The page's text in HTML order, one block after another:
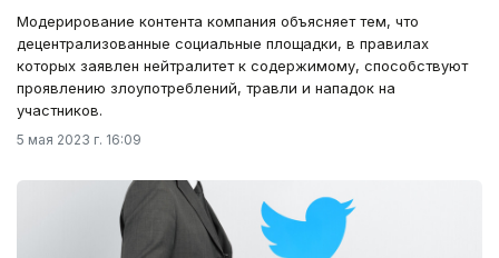
Модерирование контента компания объясняет тем, что
децентрализованные социальные площадки, в правилах
которых заявлен нейтралитет к содержимому, способствуют
проявлению злоупотреблений, травли и нападок на
участников.
5 мая 2023 г. 16:09